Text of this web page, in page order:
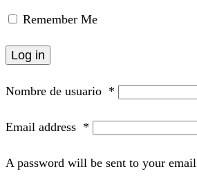
Remember Me
Log in
Nombre de usuario *
Email address *
A password will be sent to your email